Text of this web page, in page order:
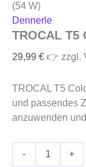
(54 W)
Dennerle
TROCAL T5
29,99 € 👉 zzgl.
TROCAL T5
und passendes
anzuwenden
- +